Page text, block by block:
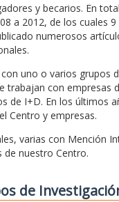
y becarios. En
a 2012, de los cuales
numerosos
uno o varios grupos
con empresas
I+D. En los últimos
Centro y empresas.
varias con Mención
de nuestro Centro.
de